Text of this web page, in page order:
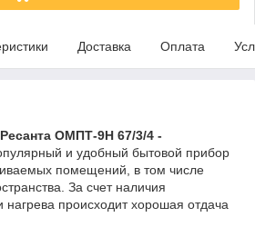
Доставка Оплата
ОМПТ-9Н 67/3/4 -
и удобный бытовой прибор
помещений, в том числе
За счет наличия
происходит хорошая отдача